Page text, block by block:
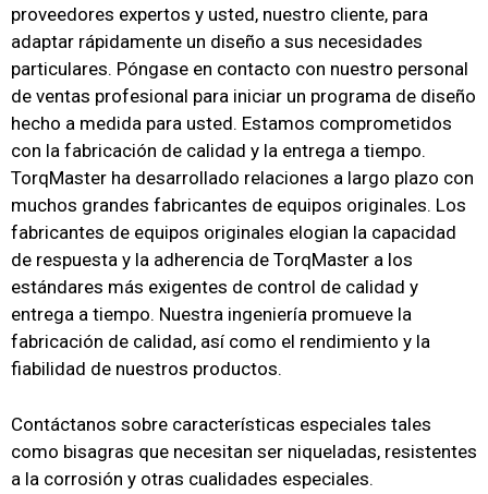
proveedores expertos y usted, nuestro cliente, para
adaptar rápidamente un diseño a sus necesidades
particulares. Póngase en contacto con nuestro personal
de ventas profesional para iniciar un programa de diseño
hecho a medida para usted. Estamos comprometidos
con la fabricación de calidad y la entrega a tiempo.
TorqMaster ha desarrollado relaciones a largo plazo con
muchos grandes fabricantes de equipos originales. Los
fabricantes de equipos originales elogian la capacidad
de respuesta y la adherencia de TorqMaster a los
estándares más exigentes de control de calidad y
entrega a tiempo. Nuestra ingeniería promueve la
fabricación de calidad, así como el rendimiento y la
fiabilidad de nuestros productos.
Contáctanos sobre características especiales tales
como bisagras que necesitan ser niqueladas, resistentes
a la corrosión y otras cualidades especiales.